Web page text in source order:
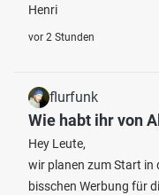
Henri
vor 2 Stunden
flurfunk
Wie habt ihr von
Hey Leute,
wir planen zum Start in
bisschen Werbung für